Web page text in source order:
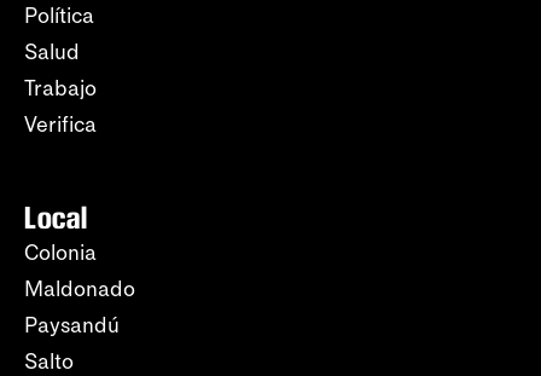
Política
Salud
Trabajo
Verifica
Local
Colonia
Maldonado
Paysandú
Salto